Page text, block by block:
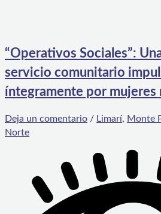
“Operativos Sociales”:
servicio comunitario
íntegramente por mujeres
Deja un comentario / Limarí, Monte
Norte